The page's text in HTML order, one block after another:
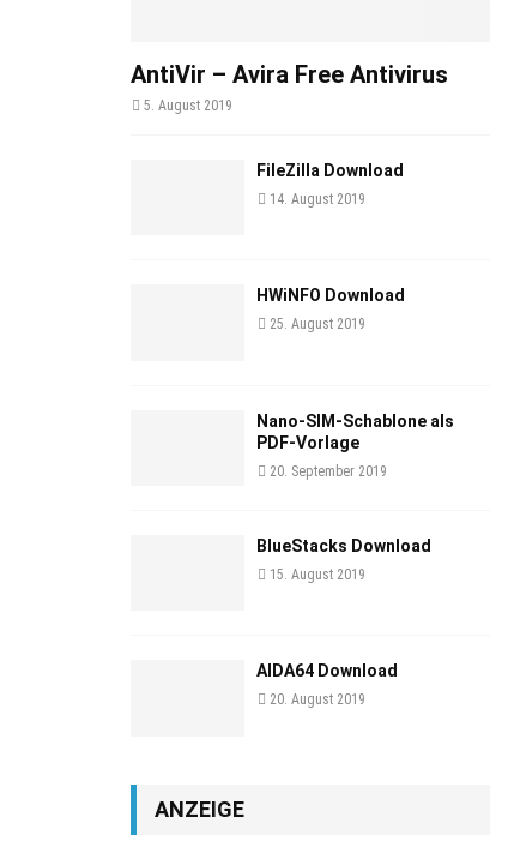
AntiVir – Avira Free Antivirus
5. August 2019
FileZilla Download
14. August 2019
HWiNFO Download
25. August 2019
Nano-SIM-Schablone als
PDF-Vorlage
20. September 2019
BlueStacks Download
15. August 2019
AIDA64 Download
20. August 2019
ANZEIGE